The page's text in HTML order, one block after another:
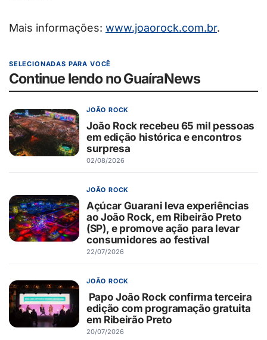
Mais informações: www.joaorock.com.br.
SELECIONADAS PARA VOCÊ
Continue lendo no GuaíraNews
JOÃO ROCK
João Rock recebeu 65 mil pessoas
em edição histórica e encontros
surpresa
02/08/2026
JOÃO ROCK
Açúcar Guarani leva experiências
ao João Rock, em Ribeirão Preto
(SP), e promove ação para levar
consumidores ao festival
22/07/2026
JOÃO ROCK
Papo João Rock confirma terceira
edição com programação gratuita
em Ribeirão Preto
20/07/2026